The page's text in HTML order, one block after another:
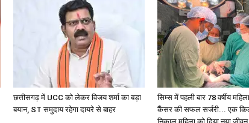
छत्तीसगढ़ में UCC को लेकर विजय शर्मा का बड़ा
बयान, ST समुदाय रहेगा दायरे से बाहर
सिम्स में पहली बार 78 वर्षीय
कैंसर की सफल सर्जरी... एक